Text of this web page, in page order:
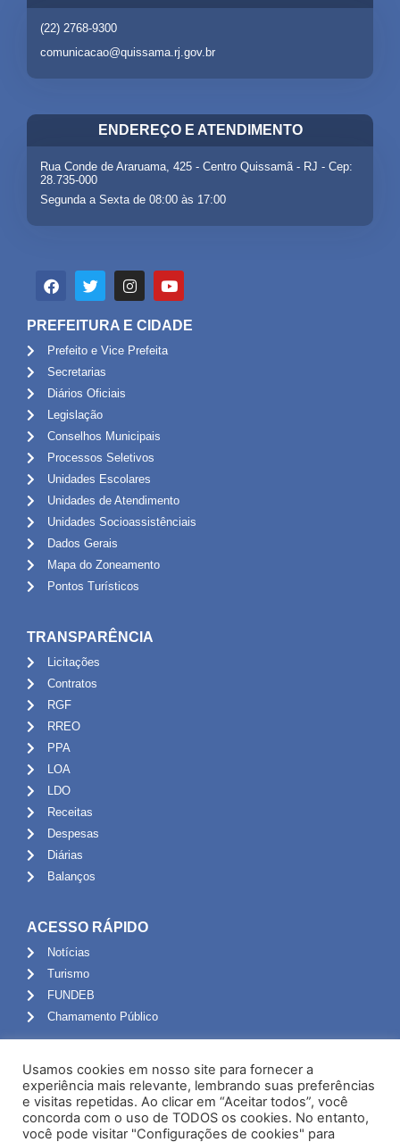
(22) 2768-9300
comunicacao@quissama.rj.gov.br
ENDEREÇO E ATENDIMENTO
Rua Conde de Araruama, 425 - Centro Quissamã - RJ - Cep:
28.735-000
Segunda a Sexta de 08:00 às 17:00
PREFEITURA E CIDADE
Prefeito e Vice Prefeita
Secretarias
Diários Oficiais
Legislação
Conselhos Municipais
Processos Seletivos
Unidades Escolares
Unidades de Atendimento
Unidades Socioassistênciais
Dados Gerais
Mapa do Zoneamento
Pontos Turísticos
TRANSPARÊNCIA
Licitações
Contratos
RGF
RREO
PPA
LOA
LDO
Receitas
Despesas
Diárias
Balanços
ACESSO RÁPIDO
Notícias
Turismo
FUNDEB
Chamamento Público
Portal do Servidor
Webmail
Administração
Usamos cookies em nosso site para fornecer a
experiência mais relevante, lembrando suas preferências
e visitas repetidas. Ao clicar em “Aceitar todos”, você
concorda com o uso de TODOS os cookies. No entanto,
você pode visitar "Configurações de cookies" para